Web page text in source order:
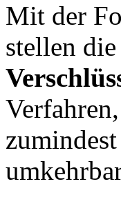
Mit der
stellen